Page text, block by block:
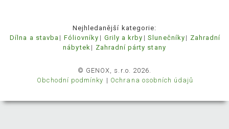
Nejhledanější kategorie:
Dílna a stavba
Fóliovníky Grily a krby Slunečníky
Zahradní
nábytek
Zahradní párty stany
© GENOX, s.r.o. 2026.
Obchodní podmínky
Ochrana osobních údajů